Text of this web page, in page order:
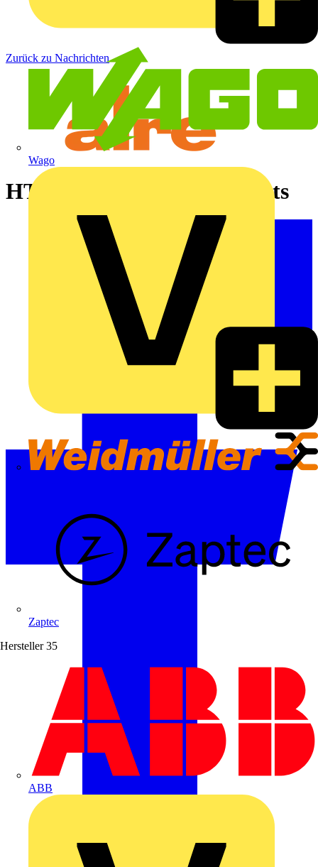
Wago
Zaptec
Hersteller 35
ABB
Zurück zu Nachrichten
HTRRUt Produkt Highlights